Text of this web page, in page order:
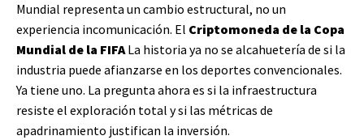
Mundial representa un cambio estructural, no un
experiencia incomunicación. El Criptomoneda de la Copa
Mundial de la FIFALa historia ya no se alcahuetería de si la
industria puede afianzarse en los deportes convencionales.
Ya tiene uno. La pregunta ahora es si la infraestructura
resiste el exploración total y si las métricas de
apadrinamiento justifican la inversión.